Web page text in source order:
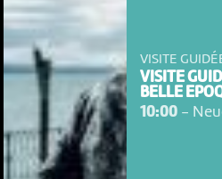
NOUS UTILISONS DES COOKIES
En poursuivant votre navigation
consentez à l’utilisation de
permettent d'analyser le trafic,
votre disposition et renseigner les
l'intérêt porté à leurs événements.
VISITE
VISITE
BELLE
10:00-